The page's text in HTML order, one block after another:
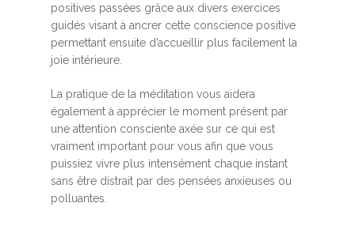
positives passées grâce aux divers exercices
guidés visant à ancrer cette conscience positive
permettant ensuite d’accueillir plus facilement la
joie intérieure.
La pratique de la méditation vous aidera
également à apprécier le moment présent par
une attention consciente axée sur ce qui est
vraiment important pour vous afin que vous
puissiez vivre plus intensément chaque instant
sans être distrait par des pensées anxieuses ou
polluantes.